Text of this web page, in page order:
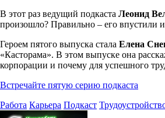
В этот раз ведущий подкаста Леонид
произошло? Правильно – его впустили
Героем пятого выпуска стала Елена
«Касторама». В этом выпуске она
корпорации и почему для успешного
Встречайте пятую серию подкаста
Работа Карьера Подкаст